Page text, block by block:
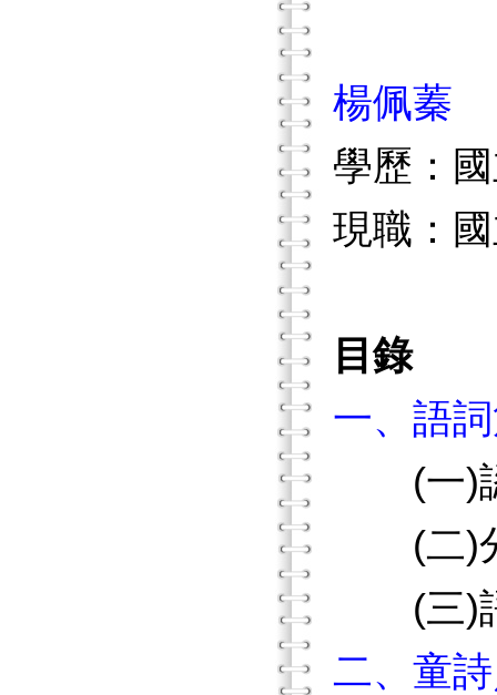
楊佩蓁
學歷：
現職：
目錄
一、語
(一)認
(二)分
(三)語
二、童